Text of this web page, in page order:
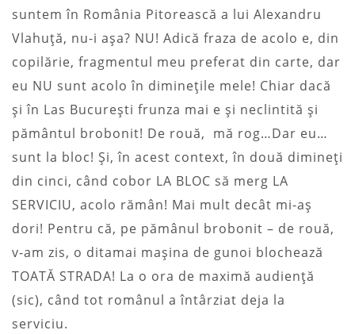
suntem în România Pitorească a lui Alexandru
Vlahuță, nu-i așa? NU! Adică fraza de acolo e, din
copilărie, fragmentul meu preferat din carte, dar
eu NU sunt acolo în diminețile mele! Chiar dacă
și în Las București frunza mai e și neclintită și
pământul brobonit! De rouă, mă rog…Dar eu…
sunt la bloc! Și, în acest context, în două dimineți
din cinci, când cobor LA BLOC să merg LA
SERVICIU, acolo rămân! Mai mult decât mi-aș
dori! Pentru că, pe pămânul brobonit – de rouă,
v-am zis, o ditamai mașina de gunoi blochează
TOATĂ STRADA! La o ora de maximă audiență
(sic), când tot românul a întârziat deja la
serviciu.